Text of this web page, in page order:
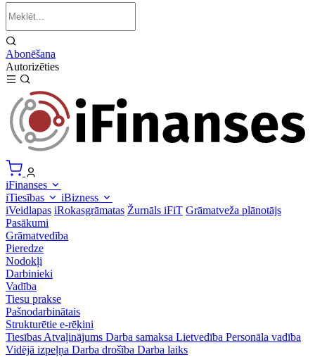
Abonēšana
Autorizēties
iFinanses
iTiesības
iBizness
iVeidlapas iRokasgrāmatas Žurnāls iFiT Grāmatveža plānotājs
Pasākumi
Grāmatvedība
Pieredze
Nodokļi
Darbinieki
Vadība
Tiesu prakse
Pašnodarbinātais
Strukturētie e-rēķini
Tiesības Atvaļinājums Darba samaksa Lietvedība Personāla vadība
Vidējā izpeļņa Darba drošība Darba laiks